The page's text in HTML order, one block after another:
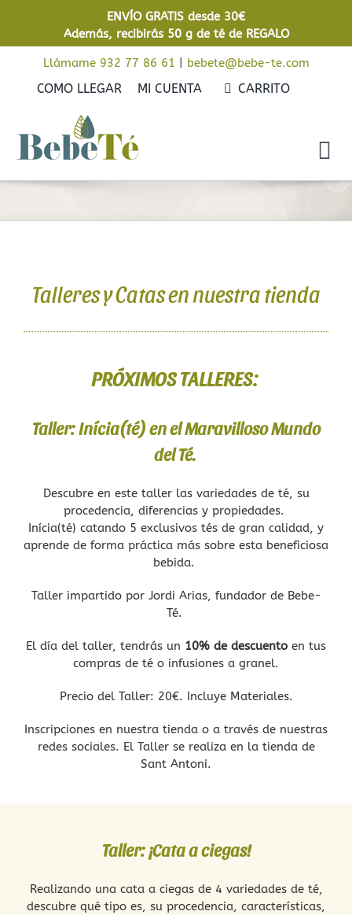
ENVÍO GRATIS desde 30€
Además, recibirás 50 g de té de REGALO
Llámame 932 77 86 61 bebete@bebe-te.com
COMO LLEGAR MI CUENTA CARRITO
Delicias
El Blog de Bebe-Té
Sobre nosotros
Contacto
Talleres y Catas en nuestra tienda
PRÓXIMOS TALLERES:
Taller: Inícia(té) en el Maravilloso Mundo
del Té.
Descubre en este taller las variedades de té, su
procedencia, diferencias y propiedades.
Inícia(té) catando 5 exclusivos tés de gran calidad, y
aprende de forma práctica más sobre esta beneficiosa
bebida.
Taller impartido por Jordi Arias, fundador de Bebe-
Té.
El día del taller, tendrás un 10% de descuento en tus
compras de té o infusiones a granel.
Precio del Taller: 20€. Incluye Materiales.
Inscripciones en nuestra tienda o a través de nuestras
redes sociales. El Taller se realiza en la tienda de
Sant Antoni.
Taller: ¡Cata a ciegas!
Realizando una cata a ciegas de 4 variedades de té,
descubre qué tipo es, su procedencia, características,